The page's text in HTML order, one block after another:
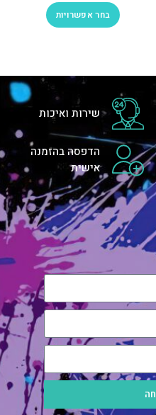
בחר אפשרויות
שירות ואיכות
הדפסה בהזמנה
אישית